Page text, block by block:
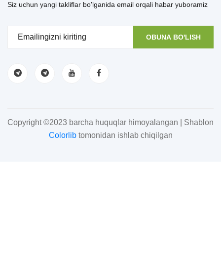
Siz uchun yangi takliflar bo'lganida email orqali habar yuboramiz
OBUNA BO'LISH
Copyright ©2023 barcha huquqlar himoyalangan | Shablon
Colorlibtomonidan ishlab chiqilgan